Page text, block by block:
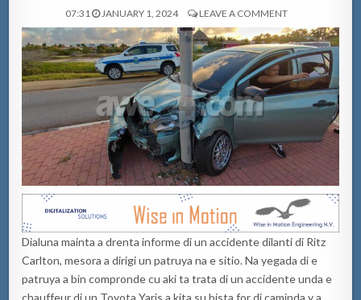
07:31 JANUARY 1, 2024 LEAVE A COMMENT
Dialuna mainta a drenta informe di un accidente dilanti di Ritz
Carlton, mesora a dirigi un patruya na e sitio. Na yegada di e
patruya a bin compronde cu aki ta trata di un accidente unda e